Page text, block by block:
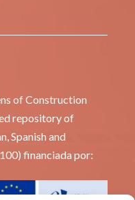
of Construction
repository of
Spanish and
financiada por: